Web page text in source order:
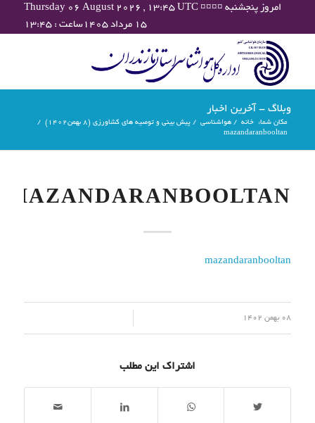
Thursday 06 August 2026 , 13:45 UTC ¤¤¤¤ امروز پنجشنبه
۱۵ مرداد ۱۴۰۵ساعت : ۱۳:۴۵
وبلاگ - آخرین اخبار
مکان شما: خانه / هواشناسی / پیش بینی و توصیه های کشاورزی (8 بهمن۱۴۰۲)
/
mazandaranbooltan
MAZANDARANBOOLTAN
mazandaranbooltan
08 بهمن 1402
اشتراک این مطلب